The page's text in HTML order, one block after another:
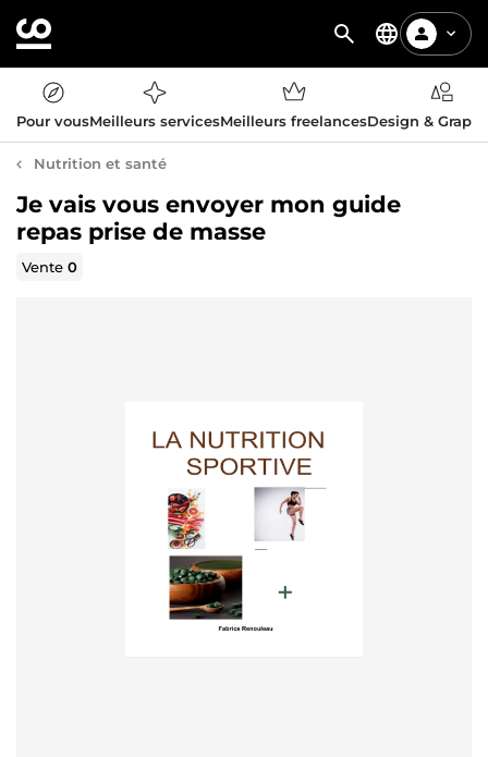
Pour vousMeilleurs servicesMeilleurs freelancesDesign &
Nutrition et santé
Je vais vous envoyer mon guide
repas prise de masse
Vente0